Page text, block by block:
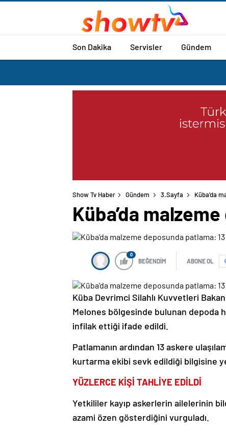
Son Dakika Servisler Gündem
Show Tv Haber Gündem 3.Sayfa Küba’da
Küba’da
0
BEĞENDİM ABONE OL
Küba Devrimci Silahlı Kuvvetleri
Melones bölgesinde bulunan depoda
infilak ettiği ifade edildi.
Patlamanın ardından 13 askere
kurtarma ekibi sevk edildiği bilgisine
YÜZLERCE KİŞİ TAHLİYE EDİLDİ
Yetkililer kayıp askerlerin ailelerinin
azami özen gösterdiğini vurguladı.